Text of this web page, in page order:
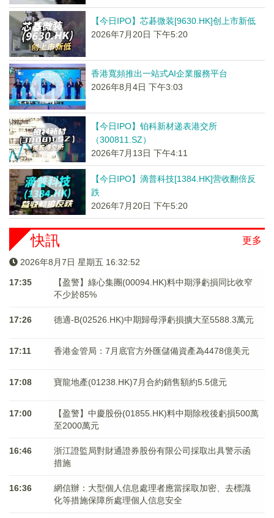
【今日IPO】芯碁微装[9630.HK]创上市新低
2026年7月20日 下午5:20
香港寬頻推出一站式AI企業服務平台
2026年8月4日 下午3:03
【今日IPO】铂科新材递表港交所
（300811.SZ）
2026年7月13日 下午4:11
【今日IPO】滴普科技[1384.HK]营收翻倍反
跌
2026年7月20日 下午5:20
更多
快訊
2026年8月7日 星期五 16:32:52
17:35
【盈警】綠心集團(00094.HK)料中期淨虧損同比收窄
不少於85%
17:26 德適-B(02526.HK)中期歸母淨虧損擴大至5588.3萬元
17:11 香港金管局：7月底官方外匯儲備資產為4478億美元
17:08 寶龍地產(01238.HK)7月合約銷售額約5.5億元
17:00
【盈警】中慶股份(01855.HK)料中期除稅後虧損500萬
至2000萬元
16:46
浙江證監局對財通證券股份有限公司採取出具警示函
措施
16:36
網信辦：大型個人信息處理者應當採取加密、去標識
化等措施保障所處理個人信息安全